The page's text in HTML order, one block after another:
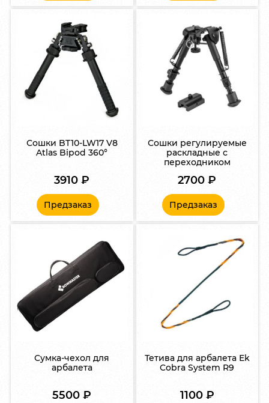
Сошки BT10-LW17 V8
Atlas Bipod 360°
3910₽
Предзаказ
Сошки регулируемые
раскладные с
переходником
2700₽
Предзаказ
Сумка-чехол для
арбалета
5500₽
Тетива для арбалета Ek
Cobra System R9
1100 ₽